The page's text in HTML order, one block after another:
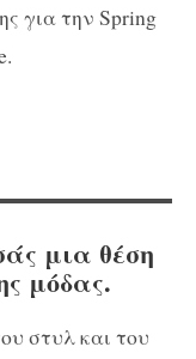
για την Spring
μια θέση
μόδας.
στυλ και του